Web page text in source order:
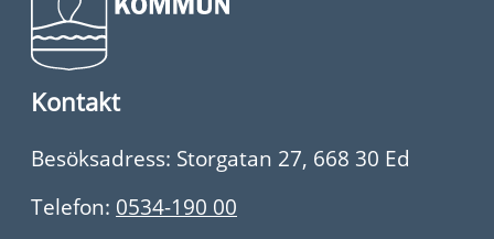
Kontakt
Besöksadress: Storgatan 27, 668 30 Ed
Telefon: 0534-190 00